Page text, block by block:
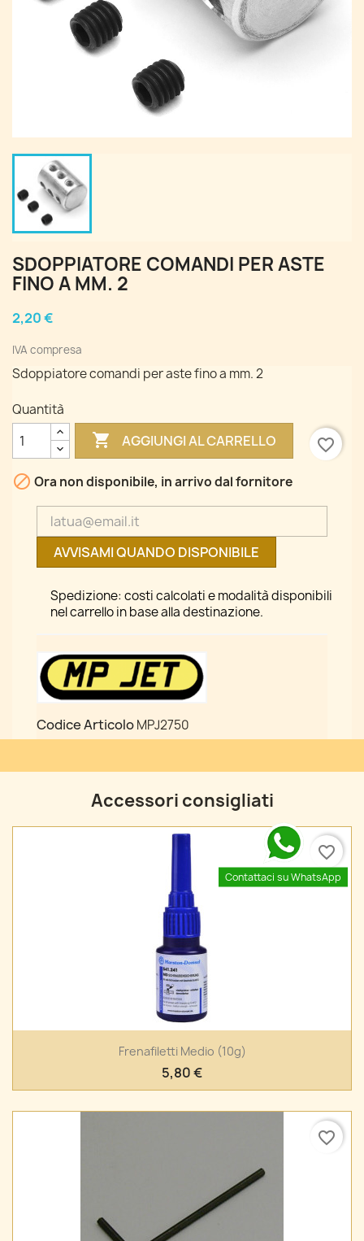
SDOPPIATORE COMANDI PER ASTE
FINO A MM. 2
2,20 €
IVA compresa
Sdoppiatore comandi per aste fino a mm. 2
Quantità
 AGGIUNGI AL CARRELLO
favorite_border
 Ora non disponibile, in arrivo dal fornitore
AVVISAMI QUANDO DISPONIBILE
Spedizione: costi calcolati e modalità disponibili
nel carrello in base alla destinazione.
Codice ArticoloMPJ2750
Accessori consigliati
Frenafiletti Medio (10g)
5,80 €
favorite_border
favorite_border
Contattaci su WhatsApp